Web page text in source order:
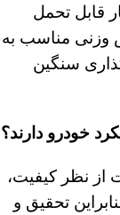
قابل تحمل
وزنی مناسب به
سنگین
خودرو دارند؟
از نظر کیفیت،
تحقیق و